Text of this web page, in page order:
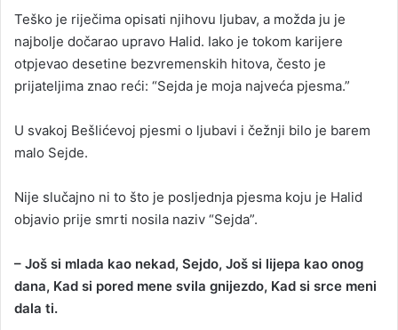
Teško je riječima opisati njihovu ljubav, a možda ju je
najbolje dočarao upravo Halid. Iako je tokom karijere
otpjevao desetine bezvremenskih hitova, često je
prijateljima znao reći: “Sejda je moja najveća pjesma.”
U svakoj Bešlićevoj pjesmi o ljubavi i čežnji bilo je barem
malo Sejde.
Nije slučajno ni to što je posljednja pjesma koju je Halid
objavio prije smrti nosila naziv “Sejda”.
– Još si mlada kao nekad, Sejdo, Još si lijepa kao onog
dana, Kad si pored mene svila gnijezdo, Kad si srce meni
dala ti.